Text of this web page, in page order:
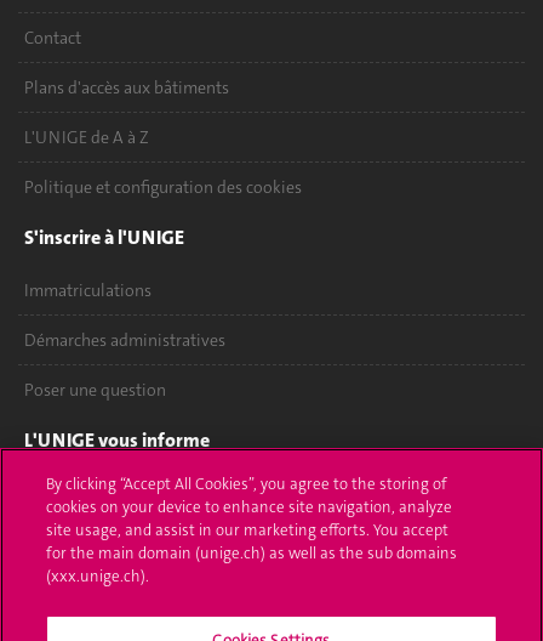
Contact
Plans d'accès aux bâtiments
L'UNIGE de A à Z
Politique et configuration des cookies
S'inscrire à l'UNIGE
Immatriculations
Démarches administratives
Poser une question
L'UNIGE vous informe
UNIGE Mobile
Médias
Offres d'emploi
By clicking “Accept All Cookies”, you agree to the storing of
cookies on your device to enhance site navigation, analyze
site usage, and assist in our marketing efforts. You accept
for the main domain (unige.ch) as well as the sub domains
(xxx.unige.ch).